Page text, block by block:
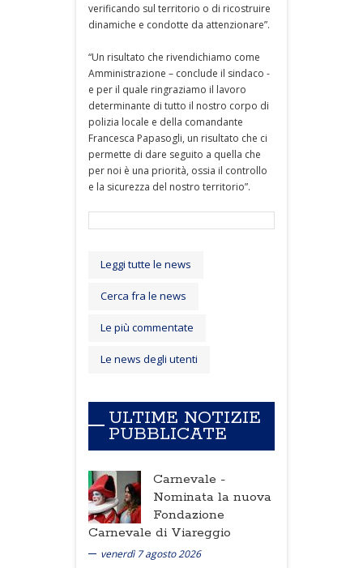
verificando sul territorio o di ricostruire
dinamiche e condotte da attenzionare”.
“Un risultato che rivendichiamo come
Amministrazione – conclude il sindaco -
e per il quale ringraziamo il lavoro
determinante di tutto il nostro corpo di
polizia locale e della comandante
Francesca Papasogli, un risultato che ci
permette di dare seguito a quella che
per noi è una priorità, ossia il controllo
e la sicurezza del nostro territorio”.
Leggi tutte le news
Cerca fra le news
Le più commentate
Le news degli utenti
ULTIME NOTIZIE
PUBBLICATE
Carnevale -
Nominata la nuova
Fondazione
Carnevale di Viareggio
venerdì 7 agosto 2026